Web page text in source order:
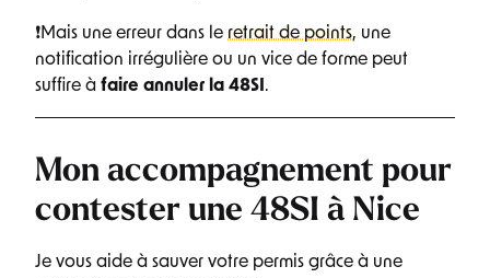
❗Mais une erreur dans le retrait de points, une
notification irrégulière ou un vice de forme peut
suffire à faire annuler la 48SI .
Mon accompagnement pour
contester une 48SI à Nice
Je vous aide à sauver votre permis grâce à une